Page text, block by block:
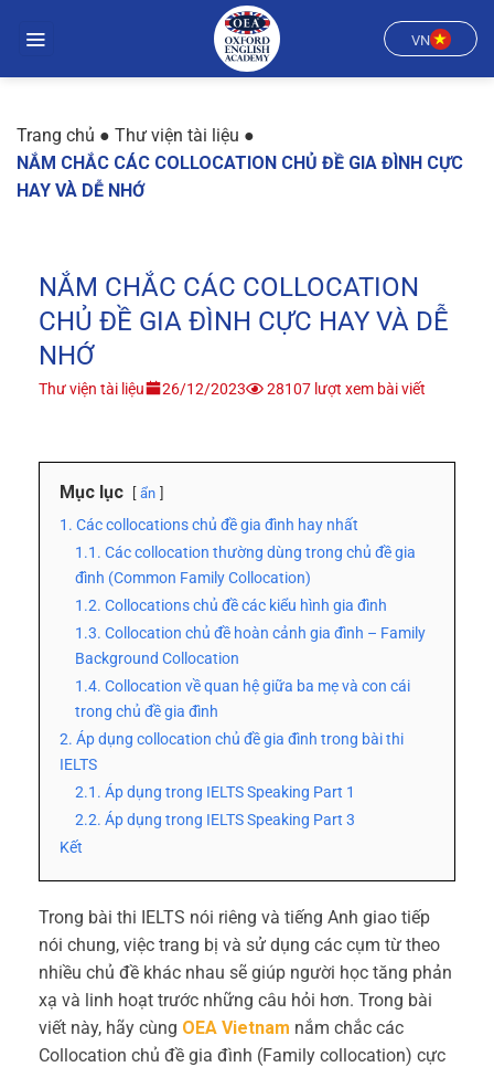
đến
VN
Trang chủ ● Thư viện tài liệu ●
NẮM CHẮC CÁC COLLOCATION CHỦ ĐỀ GIA ĐÌNH CỰC
HAY VÀ DỄ NHỚ
NẮM CHẮC CÁC COLLOCATION
CHỦ ĐỀ GIA ĐÌNH CỰC HAY VÀ DỄ
NHỚ
Thư viện tài liệu 26/12/2023 28107 lượt xem bài viết
Mục lục ẩn
1. Các collocations chủ đề gia đình hay nhất
1.1. Các collocation thường dùng trong chủ đề gia
đình (Common Family Collocation)
1.2. Collocations chủ đề các kiểu hình gia đình
1.3. Collocation chủ đề hoàn cảnh gia đình – Family
Background Collocation
1.4. Collocation về quan hệ giữa ba mẹ và con cái
trong chủ đề gia đình
2. Áp dụng collocation chủ đề gia đình trong bài thi
IELTS
2.1. Áp dụng trong IELTS Speaking Part 1
2.2. Áp dụng trong IELTS Speaking Part 3
Kết
Trong bài thi IELTS nói riêng và tiếng Anh giao tiếp
nói chung, việc trang bị và sử dụng các cụm từ theo
nhiều chủ đề khác nhau sẽ giúp người học tăng phản
xạ và linh hoạt trước những câu hỏi hơn. Trong bài
viết này, hãy cùng OEA Vietnam nắm chắc các
Collocation chủ đề gia đình (Family collocation) cực